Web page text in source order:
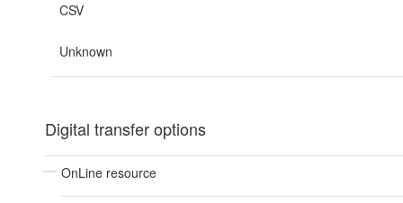
CSV
Unknown
Digital transfer options
OnLine resource